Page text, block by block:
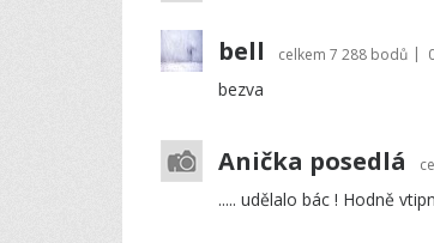
bell celkem 7 288 bodů
bezva
Anička posedlá
..... udělalo bác ! Hodně